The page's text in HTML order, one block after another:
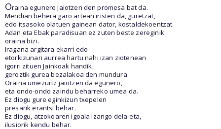
Oraina egunero jaiotzen den promesa bat da.
Mendian behera garo artean iristen da, guretzat,
edo itsasoko olatuen gainean dator, kostaldekoentzat.
Adan eta Ebak paradisuan ez zuten beste zereginik:
oraina bizi.
Iragana argitara ekarri edo
etorkizunari aurrea hartu nahi izan ziotenean
igorri zituen Jainkoak handik,
geroztik gurea bezalakoa den mundura.
Oraina umezurtz jaiotzen da egunero,
eta ondo-ondo zaindu beharreko umea da.
Ez diogu gure eginkizun txepelen
presarik erantsi behar.
Ez diogu, atzokoaren igoala izango dela-eta,
ilusiorik kendu behar.